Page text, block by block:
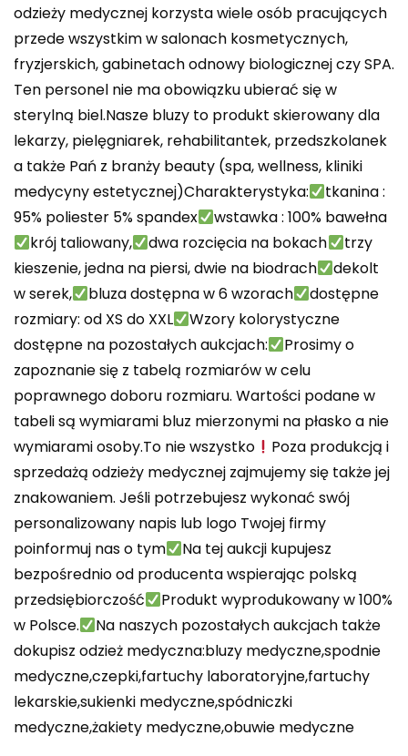
odzieży medycznej korzysta wiele osób pracujących
przede wszystkim w salonach kosmetycznych,
fryzjerskich, gabinetach odnowy biologicznej czy SPA.
Ten personel nie ma obowiązku ubierać się w
sterylną biel.Nasze bluzy to produkt skierowany dla
lekarzy, pielęgniarek, rehabilitantek, przedszkolanek
a także Pań z branży beauty (spa, wellness, kliniki
medycyny estetycznej)Charakterystyka:
tkanina :
95% poliester 5% spandex
wstawka : 100% bawełna
krój taliowany,
dwa rozcięcia na bokach
trzy
kieszenie, jedna na piersi, dwie na biodrach
dekolt
w serek,
bluza dostępna w 6 wzorach
dostępne
rozmiary: od XS do XXL
Wzory kolorystyczne
dostępne na pozostałych aukcjach:
Prosimy o
zapoznanie się z tabelą rozmiarów w celu
poprawnego doboru rozmiaru. Wartości podane w
tabeli są wymiarami bluz mierzonymi na płasko a nie
wymiarami osoby.To nie wszystko
Poza produkcją i
sprzedażą odzieży medycznej zajmujemy się także jej
znakowaniem. Jeśli potrzebujesz wykonać swój
personalizowany napis lub logo Twojej firmy
poinformuj nas o tym
Na tej aukcji kupujesz
bezpośrednio od producenta wspierając polską
przedsiębiorczość
Produkt wyprodukowany w 100%
w Polsce.
Na naszych pozostałych aukcjach także
dokupisz odzież medyczna:bluzy medyczne,spodnie
medyczne,czepki,fartuchy laboratoryjne,fartuchy
lekarskie,sukienki medyczne,spódniczki
medyczne,żakiety medyczne,obuwie medyczne